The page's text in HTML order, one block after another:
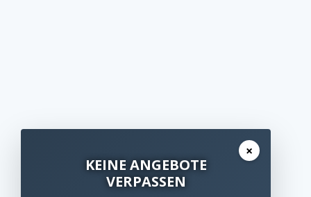
×
KEINE ANGEBOTE
VERPASSEN